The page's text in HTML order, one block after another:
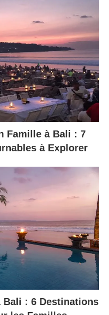
Famille à Bali : 7
à Explorer
Bali : 6 Destinations